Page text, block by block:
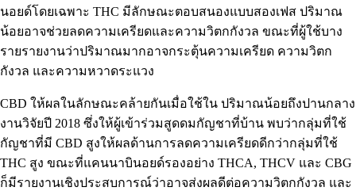
นอยด์โดยเฉพาะ THC มีลักษณะตอบสนองแบบสองเฟส ปริมาณ
น้อยอาจช่วยลดความเครียดและความวิตกกังวล ขณะที่ผู้ใช้บาง
รายรายงานว่าปริมาณมากอาจกระตุ้นความเครียด ความวิตก
กังวล และความหวาดระแวง
CBD ให้ผลในลักษณะคล้ายกันเมื่อใช้ใน ปริมาณน้อยถึงปานกลาง
งานวิจัยปี 2018 ซึ่งให้ผู้เข้าร่วมสูดดมกัญชาที่บ้าน พบว่ากลุ่มที่ใช้
กัญชาที่มี CBD สูงให้ผลด้านการลดความเครียดดีกว่ากลุ่มที่ใช้
THC สูง ขณะที่แคนนาบินอยด์รองอย่าง THCA, THCV และ CBG
ก็มีรายงานเชิงประสบการณ์ว่าอาจส่งผลดีต่อความวิตกกังวล และ